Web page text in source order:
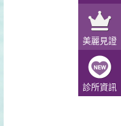
美麗見證
診所資訊